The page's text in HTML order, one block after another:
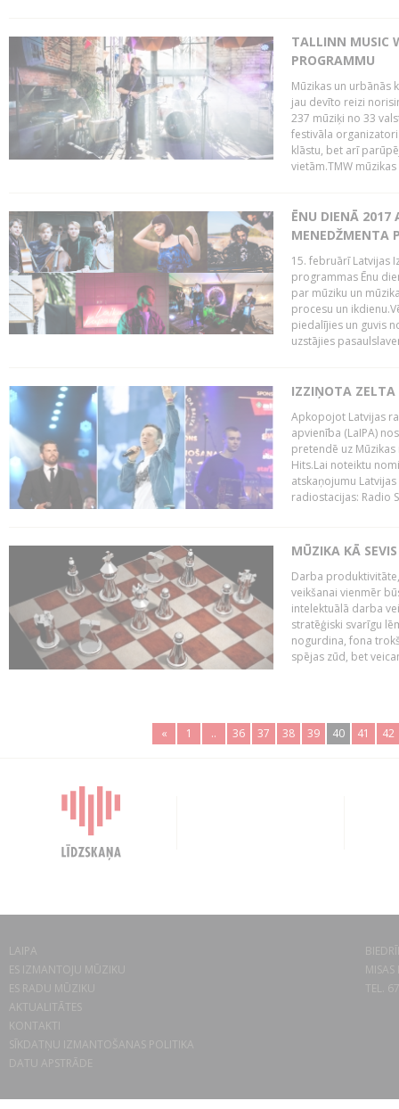
TALLINN MUSIC
PROGRAMMU
Mūzikas un urbānās
jau devīto reizi
237 mūziķi no 33
festivāla
klāstu, bet arī
vietām.TMW
ĒNU DIENĀ 2017
MENEDŽMENTA
15. februārī Latvijas
programmas Ēnu
par mūziku un
procesu un
piedalījies un guvis
uzstājies
IZZIŅOTA ZELTA
Apkopojot Latvijas
apvienība (LaIPA)
pretendē uz
Hits.Lai noteiktu
atskaņojumu
radiostacijas: Radio
MŪZIKA KĀ
Darba
veikšanai vienmēr
intelektuālā darba
stratēģiski svarīgu
nogurdina, fona
spējas zūd, bet
« 1 .. 36 37 38 39 40 41 42
LAIPA
ES IZMANTOJU MŪZIKU
ES RADU MŪZIKU
AKTUALITĀTES
KONTAKTI
SĪKDATŅU IZMANTOŠANAS POLITIKA
DATU APSTRĀDE
TEL.